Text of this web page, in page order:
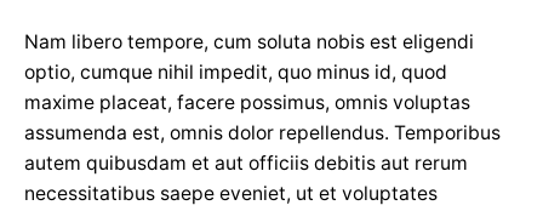
Nam libero tempore, cum soluta nobis est eligendi
optio, cumque nihil impedit, quo minus id, quod
maxime placeat, facere possimus, omnis voluptas
assumenda est, omnis dolor repellendus. Temporibus
autem quibusdam et aut officiis debitis aut rerum
necessitatibus saepe eveniet, ut et voluptates